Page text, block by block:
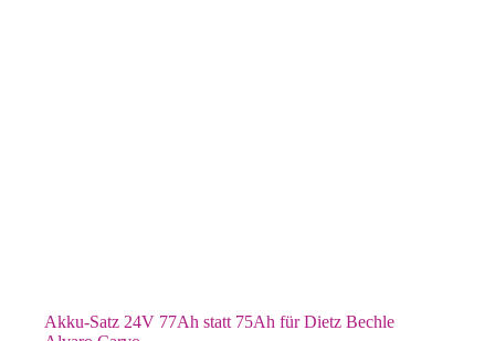
Akku-Satz 24V 77Ah statt 75Ah für Dietz Bechle